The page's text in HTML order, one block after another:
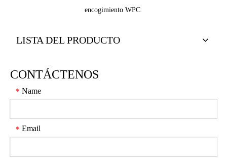
encogimiento WPC
LISTA DEL PRODUCTO
CONTÁCTENOS
* Name
* Email